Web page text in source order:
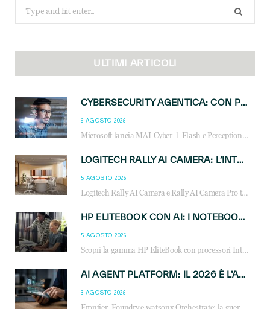
Search
for:
ULTIMI ARTICOLI
CYBERSECURITY AGENTICA: CON PERCEPTION E MAI-CYBER-1-FLASH MICROSOFT APRE NUOVI SERVIZI PER IL CANALE
6 AGOSTO 2026
Microsoft lancia MAI-Cyber-1-Flash e Perception: cybersecurity agentica in preview dal 3 novembre. Cosa cambia per MSP, system integrator e reseller.
LOGITECH RALLY AI CAMERA: L’INTELLIGENZA ARTIFICIALE ENTRA NELLE SALE RIUNIONI DI NUOVA GENERAZIONE
5 AGOSTO 2026
Logitech Rally AI Camera e Rally AI Camera Pro trasformano gli spazi di collaborazione con AI, inquadratura intelligente, multi-camera e gestione avanzata dei meeting ibridi.
HP ELITEBOOK CON AI: I NOTEBOOK BUSINESS INTELLIGENTI CHE TRASFORMANO PRODUTTIVITÀ, SICUREZZA E LAVORO IBRIDO
5 AGOSTO 2026
Scopri la gamma HP EliteBook con processori Intel® Core™ Ultra e AMD Ryzen™ AI. Notebook business progettati per aumentare la produttività, migliorare la collaborazione e garantire sicurezza avanzata in ufficio e in mobilità.
AI AGENT PLATFORM: IL 2026 È L’ANNO DEL «SISTEMA OPERATIVO» PER GLI AGENTI AZIENDALI
3 AGOSTO 2026